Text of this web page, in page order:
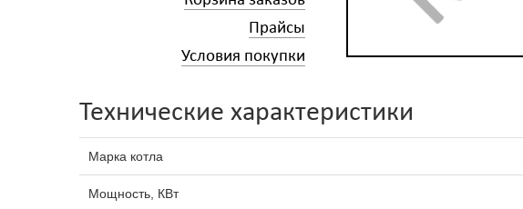
Прайсы
Условия покупки
Технические характеристики
Марка котла
Мощность, КВт